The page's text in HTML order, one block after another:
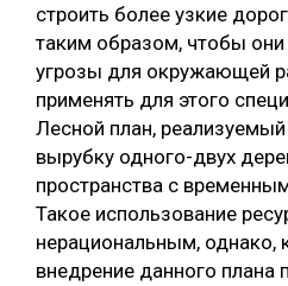
строить более узкие
таким образом, чтобы они
угрозы для окружающей
применять для этого
Лесной план,
вырубку одного-двух
пространства с
Такое использование
нерациональным, однако,
внедрение данного плана